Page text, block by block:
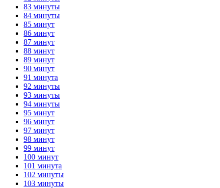
83 минуты
84 минуты
85 минут
86 минут
87 минут
88 минут
89 минут
90 минут
91 минута
92 минуты
93 минуты
94 минуты
95 минут
96 минут
97 минут
98 минут
99 минут
100 минут
101 минута
102 минуты
103 минуты